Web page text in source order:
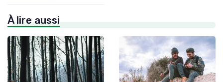
À lire aussi